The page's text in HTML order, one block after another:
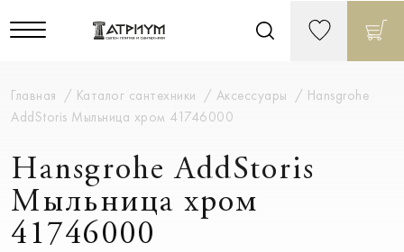
Главная Каталог сантехники Аксессуары
Hansgrohe
AddStoris Мыльница хром 41746000
Hansgrohe AddStoris
Мыльница хром
41746000